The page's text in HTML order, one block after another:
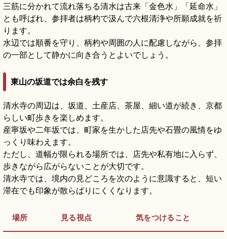
三筋に分かれて流れ落ちる清水は古来「金色水」「延命水」
とも呼ばれ、参拝者は柄杓で汲んで六根清浄や所願成就を祈
ります。
水辺では順番を守り、柄杓や周囲の人に配慮しながら、参拝
の一部として静かに向き合うとよいでしょう。
東山の坂道では余白を残す
清水寺の周辺は、坂道、土産店、茶屋、細い道が続き、京都
らしい町歩きを楽しめます。
産寧坂や二年坂では、町家を生かした店先や石畳の風情をゆ
っくり味わえます。
ただし、道幅が限られる場所では、店先や私有地に入らず、
歩きながら広がらないことが大切です。
清水寺では、境内の見どころを次のように意識すると、短い
滞在でも印象が散らばりにくくなります。
場所 見る視点 気をつけること